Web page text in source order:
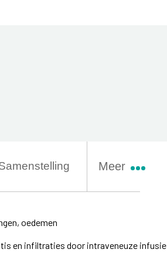
Meer
oedemen
en infiltraties door intraveneuze